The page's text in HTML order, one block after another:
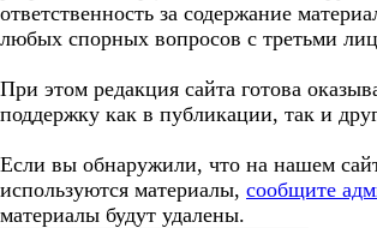
ответственность за содержание
любых спорных вопросов с третьми
При этом редакция сайта готова
поддержку как в публикации, так и
Если вы обнаружили, что на нашем
используются материалы, сообщите
материалы будут удалены.